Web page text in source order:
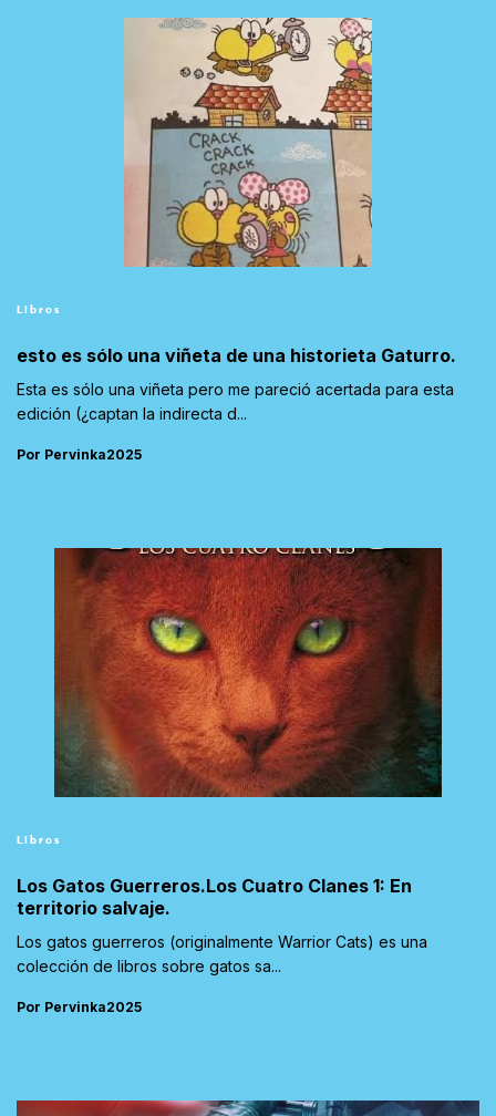
Libros
esto es sólo una viñeta de una historieta Gaturro.
Esta es sólo una viñeta pero me pareció acertada para esta
edición (¿captan la indirecta d...
Por Pervinka2025
Libros
Los Gatos Guerreros.Los Cuatro Clanes 1: En
territorio salvaje.
Los gatos guerreros (originalmente Warrior Cats) es una
colección de libros sobre gatos sa...
Por Pervinka2025